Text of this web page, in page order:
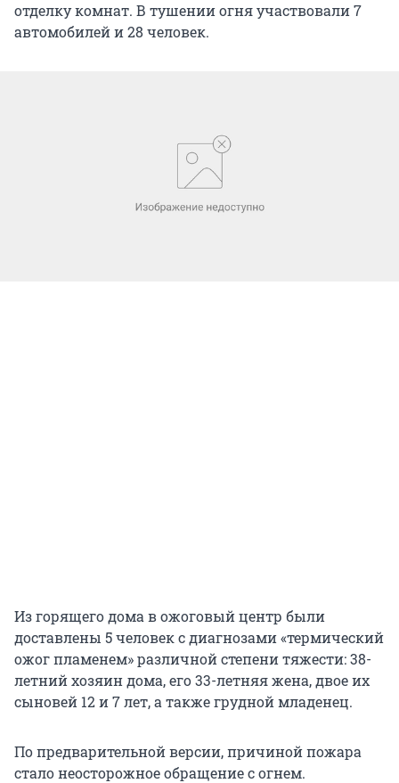
отделку комнат. В тушении огня участвовали 7
автомобилей и 28 человек.
Из горящего дома в ожоговый центр были
доставлены 5 человек с диагнозами «термический
ожог пламенем» различной степени тяжести: 38-
летний хозяин дома, его 33-летняя жена, двое их
сыновей 12 и 7 лет, а также грудной младенец.
По предварительной версии, причиной пожара
стало неосторожное обращение с огнем.